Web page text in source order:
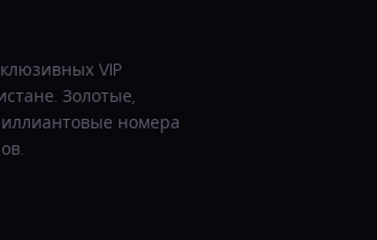
VIP
Золотые,
номера